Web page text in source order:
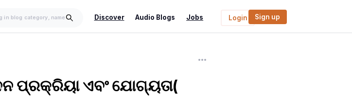
Discover Audio Blogs Jobs Login Sign up
ପ୍ରକ୍ରିୟା ଏବଂ ଯୋଗ୍ୟତା(